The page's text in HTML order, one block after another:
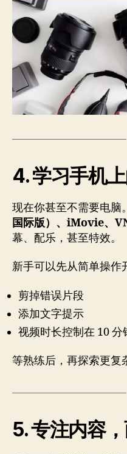
4. 学习手机
现在你甚至不需要电脑
国际版）、iMovie、
幕、配乐，甚至特效。
新手可以先从简单操作
剪掉错误片段
添加文字提示
视频时长控制在 10 分
等熟练后，再探索更复
5. 专注内容